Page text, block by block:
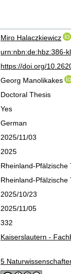
Miro Halaczkiewicz
urn:nbn:de:hbz:386-
https://doi.org/
Georg Manolikakes
Doctoral Thesis
Yes
German
2025/11/03
2025
Rheinland-
Rheinland-
2025/10/23
2025/11/05
332
Kaiserslautern -
5